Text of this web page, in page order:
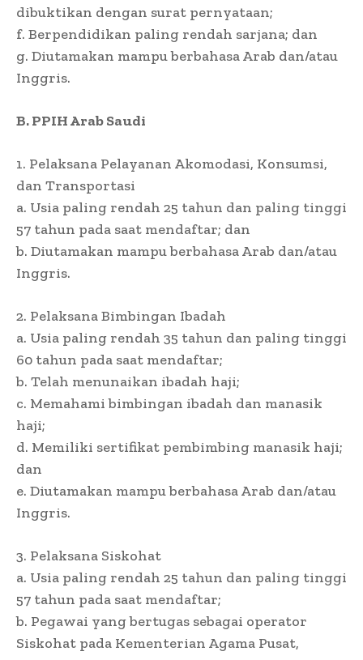
dibuktikan dengan surat pernyataan;
f. Berpendidikan paling rendah sarjana; dan
g. Diutamakan mampu berbahasa Arab dan/atau
Inggris.
B. PPIH Arab Saudi
1. Pelaksana Pelayanan Akomodasi, Konsumsi,
dan Transportasi
a. Usia paling rendah 25 tahun dan paling tinggi
57 tahun pada saat mendaftar; dan
b. Diutamakan mampu berbahasa Arab dan/atau
Inggris.
2. Pelaksana Bimbingan Ibadah
a. Usia paling rendah 35 tahun dan paling tinggi
60 tahun pada saat mendaftar;
b. Telah menunaikan ibadah haji;
c. Memahami bimbingan ibadah dan manasik
haji;
d. Memiliki sertifikat pembimbing manasik haji;
dan
e. Diutamakan mampu berbahasa Arab dan/atau
Inggris.
3. Pelaksana Siskohat
a. Usia paling rendah 25 tahun dan paling tinggi
57 tahun pada saat mendaftar;
b. Pegawai yang bertugas sebagai operator
Siskohat pada Kementerian Agama Pusat,